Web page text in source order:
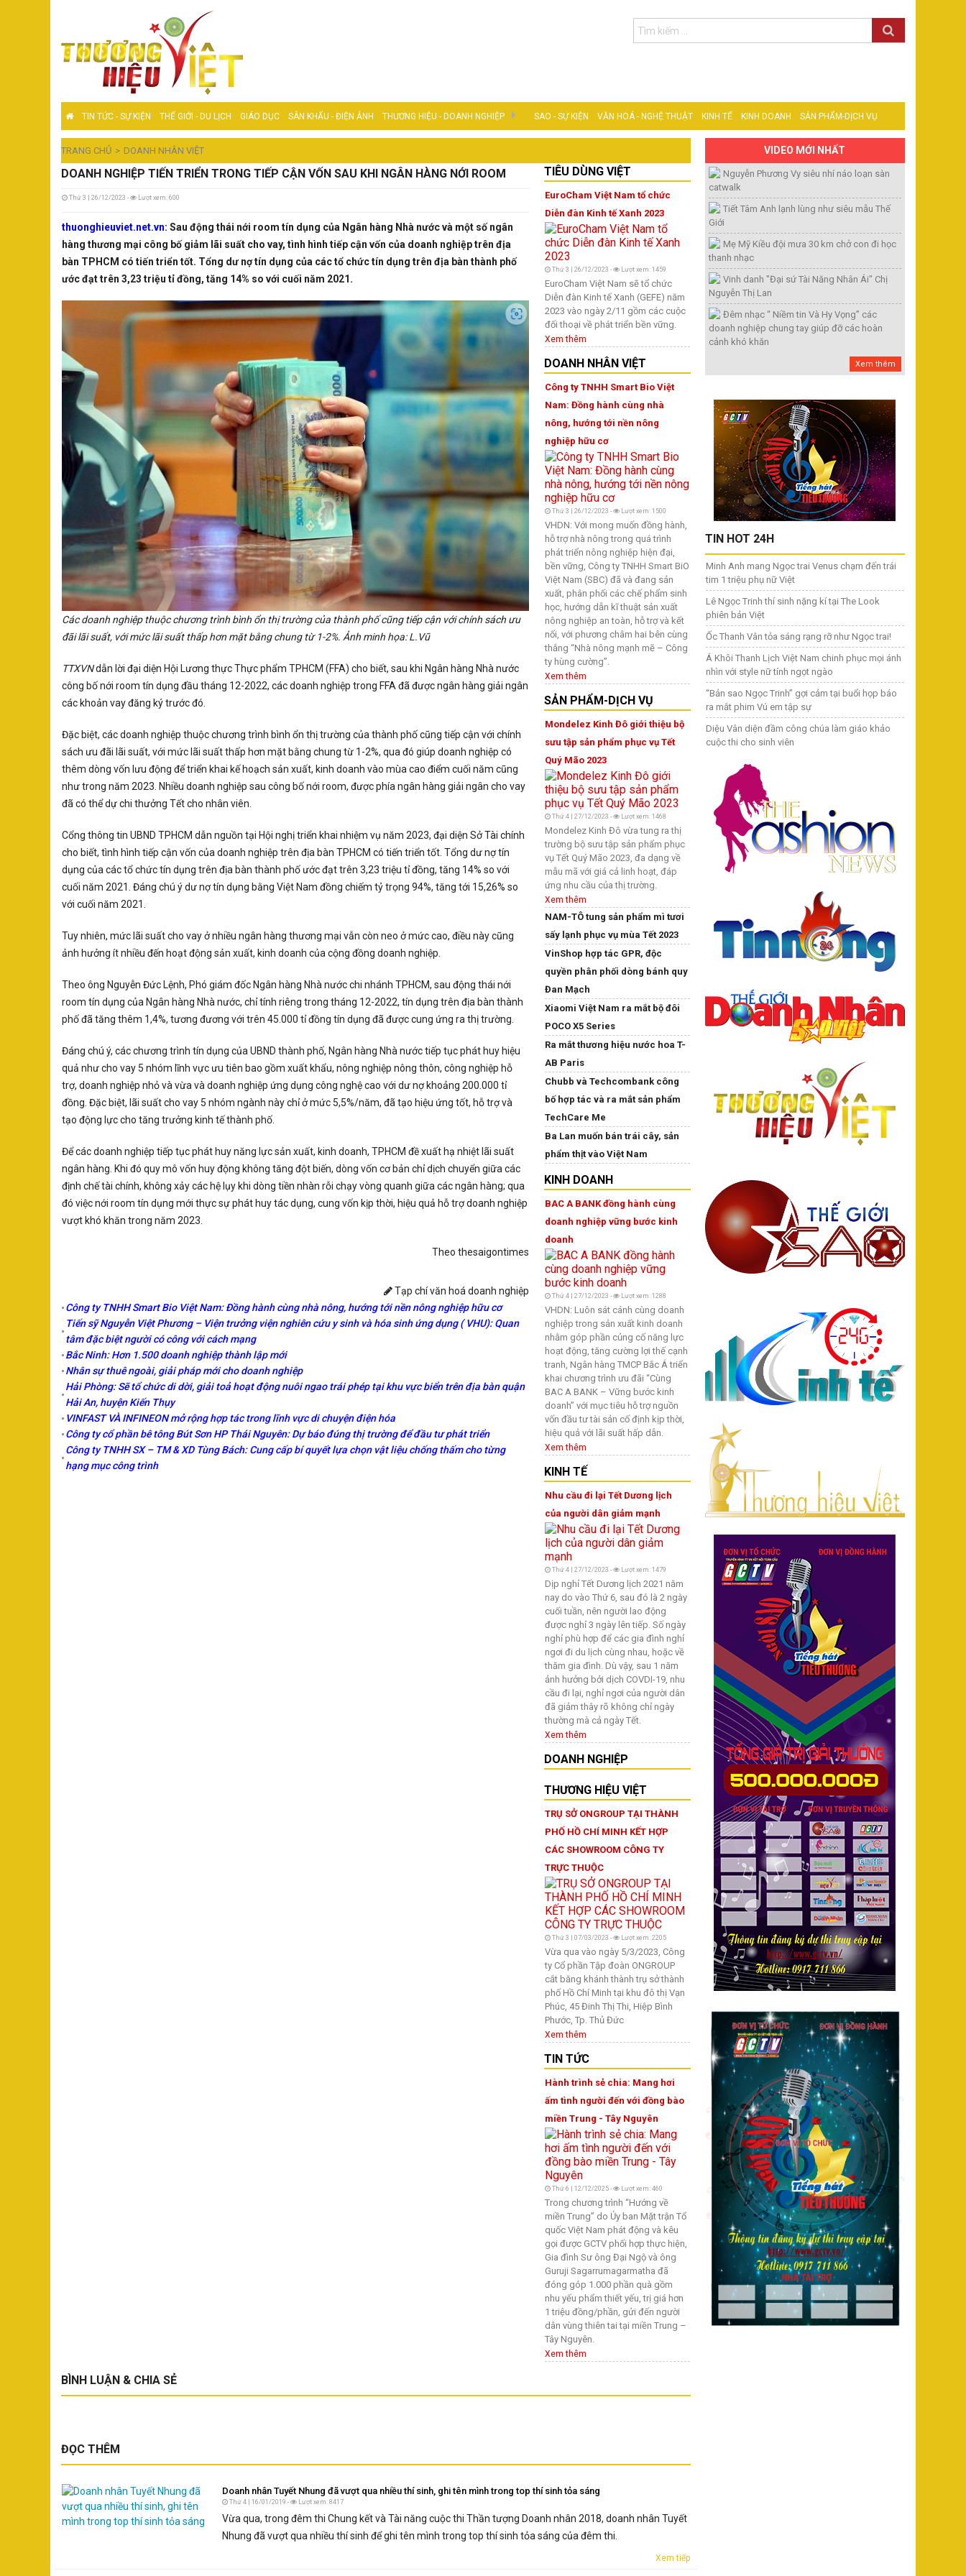
TIN TỨC - SỰ KIỆN THẾ GIỚI - DU LỊCH GIÁO DỤC SÂN KHẤU - ĐIỆN ẢNH THƯƠNG HIỆU - DOANH NGHIỆP
TIÊU DÙNG VIỆT
SAO - SỰ KIỆN VĂN HOÁ - NGHỆ THUẬT KINH TẾ KINH DOANH SẢN PHẨM-DỊCH VỤ
TRANG CHỦ DOANH NHÂN VIỆT
DOANH NGHIỆP TIẾN TRIỂN TRONG TIẾP CẬN VỐN SAU KHI NGÂN HÀNG NỚI ROOM
Thứ 3 | 26/12/2023 - Lượt xem: 600
thuonghieuviet.net.vn: Sau động thái nới room tín dụng của Ngân hàng Nhà nước và một số ngân
hàng thương mại công bố giảm lãi suất cho vay, tình hình tiếp cận vốn của doanh nghiệp trên địa
bàn TPHCM có tiến triển tốt. Tổng dư nợ tín dụng của các tổ chức tín dụng trên địa bàn thành phố
ước đạt trên 3,23 triệu tỉ đồng, tăng 14% so với cuối năm 2021.
Các doanh nghiệp thuộc chương trình bình ổn thị trường của thành phố cũng tiếp cận với chính sách ưu
đãi lãi suất, với mức lãi suất thấp hơn mặt bằng chung từ 1-2%. Ảnh minh họa: L.Vũ
TTXVNdẫn lời đại diện Hội Lương thực Thực phẩm TPHCM (FFA) cho biết, sau khi Ngân hàng Nhà nước
công bố nới room tín dụng đầu tháng 12-2022, các doanh nghiệp trong FFA đã được ngân hàng giải ngân
các khoản vay đăng ký trước đó.
Đặc biệt, các doanh nghiệp thuộc chương trình bình ổn thị trường của thành phố cũng tiếp cận với chính
sách ưu đãi lãi suất, với mức lãi suất thấp hơn mặt bằng chung từ 1-2%, qua đó giúp doanh nghiệp có
thêm dòng vốn lưu động để triển khai kế hoạch sản xuất, kinh doanh vào mùa cao điểm cuối năm cũng
như trong năm 2023. Nhiều doanh nghiệp sau công bố nới room, được phía ngân hàng giải ngân cho vay
đã có thể dự chi thưởng Tết cho nhân viên.
Cổng thông tin UBND TPHCM dẫn nguồn tại Hội nghị triển khai nhiệm vụ năm 2023, đại diện Sở Tài chính
cho biết, tình hình tiếp cận vốn của doanh nghiệp trên địa bàn TPHCM có tiến triển tốt. Tổng dư nợ tín
dụng của các tổ chức tín dụng trên địa bàn thành phố ước đạt trên 3,23 triệu tỉ đồng, tăng 14% so với
cuối năm 2021. Đáng chú ý dư nợ tín dụng bằng Việt Nam đồng chiếm tỷ trọng 94%, tăng tới 15,26% so
với cuối năm 2021.
Tuy nhiên, mức lãi suất cho vay ở nhiều ngân hàng thương mại vẫn còn neo ở mức cao, điều này cũng
ảnh hưởng ít nhiều đến hoạt động sản xuất, kinh doanh của cộng đồng doanh nghiệp.
Theo ông Nguyễn Đức Lệnh, Phó giám đốc Ngân hàng Nhà nước chi nhánh TPHCM, sau động thái nới
room tín dụng của Ngân hàng Nhà nước, chỉ tính riêng trong tháng 12-2022, tín dụng trên địa bàn thành
phố đã tăng thêm 1,4%, tương đương với trên 45.000 tỉ đồng tín dụng đã được cung ứng ra thị trường.
Đáng chú ý, các chương trình tín dụng của UBND thành phố, Ngân hàng Nhà nước tiếp tục phát huy hiệu
quả như cho vay 5 nhóm lĩnh vực ưu tiên bao gồm xuất khẩu, nông nghiệp nông thôn, công nghiệp hỗ
trợ, doanh nghiệp nhỏ và vừa và doanh nghiệp ứng dụng công nghệ cao với dư nợ khoảng 200.000 tỉ
đồng. Đặc biệt, lãi suất cho vay 5 nhóm ngành này chỉ ở mức 5,5%/năm, đã tạo hiệu ứng tốt, hỗ trợ và
tạo động lực cho tăng trưởng kinh tế thành phố.
Để các doanh nghiệp tiếp tục phát huy năng lực sản xuất, kinh doanh, TPHCM đề xuất hạ nhiệt lãi suất
ngân hàng. Khi đó quy mô vốn huy động không tăng đột biến, dòng vốn cơ bản chỉ dịch chuyển giữa các
định chế tài chính, không xảy các hệ lụy khi dòng tiền nhàn rỗi chạy vòng quanh giữa các ngân hàng; qua
đó việc nới room tín dụng mới thực sự phát huy tác dụng, cung vốn kịp thời, hiệu quả hỗ trợ doanh nghiệp
vượt khó khăn trong năm 2023.
Theo thesaigontimes
Tạp chí văn hoá doanh nghiệp
Công ty TNHH Smart Bio Việt Nam: Đồng hành cùng nhà nông, hướng tới nền nông nghiệp hữu cơ
Tiến sỹ Nguyễn Việt Phương – Viện trưởng viện nghiên cứu y sinh và hóa sinh ứng dụng ( VHU): Quan
tâm đặc biệt người có công với cách mạng
Bắc Ninh: Hơn 1.500 doanh nghiệp thành lập mới
Nhân sự thuê ngoài, giải pháp mới cho doanh nghiệp
Hải Phòng: Sẽ tổ chức di dời, giải toả hoạt động nuôi ngao trái phép tại khu vực biển trên địa bàn quận
Hải An, huyện Kiến Thụy
VINFAST VÀ INFINEON mở rộng hợp tác trong lĩnh vực di chuyện điện hóa
Công ty cổ phần bê tông Bút Sơn HP Thái Nguyên: Dự báo đúng thị trường để đầu tư phát triển
Công ty TNHH SX – TM & XD Tùng Bách: Cung cấp bí quyết lựa chọn vật liệu chống thấm cho từng
hạng mục công trình
TIÊU DÙNG VIỆT
EuroCham Việt Nam tổ chức
Diễn đàn Kinh tế Xanh 2023
Thứ 3 | 26/12/2023 - Lượt xem: 1459
EuroCham Việt Nam sẽ tổ chức
Diễn đàn Kinh tế Xanh (GEFE) năm
2023 vào ngày 2/11 gồm các cuộc
đối thoại về phát triển bền vững.
Xem thêm
DOANH NHÂN VIỆT
Công ty TNHH Smart Bio Việt
Nam: Đồng hành cùng nhà
nông, hướng tới nền nông
nghiệp hữu cơ
Thứ 3 | 26/12/2023 - Lượt xem: 1500
VHDN: Với mong muốn đồng hành,
hỗ trợ nhà nông trong quá trình
phát triển nông nghiệp hiện đại,
bền vững, Công ty TNHH Smart BiO
Việt Nam (SBC) đã và đang sản
xuất, phân phối các chế phẩm sinh
học, hướng dẫn kĩ thuật sản xuất
nông nghiệp an toàn, hỗ trợ và kết
nối, với phương châm hai bên cùng
thắng “Nhà nông mạnh mẽ – Công
ty hùng cường”.
Xem thêm
SẢN PHẨM-DỊCH VỤ
Mondelez Kinh Đô giới thiệu bộ
sưu tập sản phẩm phục vụ Tết
Quý Mão 2023
Thứ 4 | 27/12/2023 - Lượt xem: 1468
Mondelez Kinh Đô vừa tung ra thị
trường bộ sưu tập sản phẩm phục
vụ Tết Quý Mão 2023, đa dạng về
mẫu mã với giá cả linh hoạt, đáp
ứng nhu cầu của thị trường.
Xem thêm
NAM-TÔ tung sản phẩm mì tươi
sấy lạnh phục vụ mùa Tết 2023
VinShop hợp tác GPR, độc
quyền phân phối dòng bánh quy
Đan Mạch
Xiaomi Việt Nam ra mắt bộ đôi
POCO X5 Series
Ra mắt thương hiệu nước hoa T-
AB Paris
Chubb và Techcombank công
bố hợp tác và ra mắt sản phẩm
TechCare Me
Ba Lan muốn bán trái cây, sản
phẩm thịt vào Việt Nam
KINH DOANH
BAC A BANK đồng hành cùng
doanh nghiệp vững bước kinh
doanh
Thứ 4 | 27/12/2023 - Lượt xem: 1288
VHDN: Luôn sát cánh cùng doanh
nghiệp trong sản xuất kinh doanh
nhằm góp phần củng cố năng lực
hoạt động, tăng cường lợi thế cạnh
tranh, Ngân hàng TMCP Bắc Á triển
khai chương trình ưu đãi “Cùng
BAC A BANK – Vững bước kinh
doanh” với mục tiêu hỗ trợ nguồn
vốn đầu tư tài sản cố định kịp thời,
hiệu quả với lãi suất hấp dẫn.
Xem thêm
KINH TẾ
Nhu cầu đi lại Tết Dương lịch
của người dân giảm mạnh
Thứ 4 | 27/12/2023 - Lượt xem: 1479
Dịp nghỉ Tết Dương lịch 2021 năm
nay do vào Thứ 6, sau đó là 2 ngày
cuối tuần, nên người lao động
được nghỉ 3 ngày lên tiếp. Số ngày
nghỉ phù hợp để các gia đình nghỉ
ngơi đi du lịch cùng nhau, hoặc về
thăm gia đình. Dù vậy, sau 1 năm
ảnh hưởng bởi dịch COVDI-19, nhu
cầu đi lại, nghỉ ngơi của người dân
đã giảm thây rõ không chỉ ngày
thường mà cả ngày Tết.
Xem thêm
DOANH NGHIỆP
THƯƠNG HIỆU VIỆT
TRỤ SỞ ONGROUP TẠI THÀNH
PHỐ HỒ CHÍ MINH KẾT HỢP
CÁC SHOWROOM CÔNG TY
TRỰC THUỘC
Thứ 3 | 07/03/2023 - Lượt xem: 2205
Vừa qua vào ngày 5/3/2023, Công
ty Cổ phần Tập đoàn ONGROUP
cắt băng khánh thành trụ sở thành
phố Hồ Chí Minh tại khu đô thị Vạn
Phúc, 45 Đinh Thị Thi, Hiệp Bình
Phước, Tp. Thủ Đức
Xem thêm
TIN TỨC
Hành trình sẻ chia: Mang hơi
ấm tình người đến với đồng bào
miền Trung - Tây Nguyên
Thứ 6 | 12/12/2025 - Lượt xem: 460
Trong chương trình “Hướng về
miền Trung” do Ủy ban Mặt trận Tổ
quốc Việt Nam phát động và kêu
gọi được GCTV phối hợp thực hiện,
Gia đình Sư ông Đại Ngộ và ông
Guruji Sagarrumagarmatha đã
đóng góp 1.000 phần quà gồm
nhu yếu phẩm thiết yếu, trị giá hơn
1 triệu đồng/phần, gửi đến người
dân vùng thiên tai tại miền Trung –
Tây Nguyên.
Xem thêm
BÌNH LUẬN & CHIA SẺ
ĐỌC THÊM
Doanh nhân Tuyết Nhung đã vượt qua nhiều thí sinh, ghi tên mình trong top thí sinh tỏa sáng
Thứ 4 | 16/01/2019 - Lượt xem: 8417
Vừa qua, trong đêm thi Chung kết và Tài năng cuộc thi Thần tượng Doanh nhân 2018, doanh nhân Tuyết
Nhung đã vượt qua nhiều thí sinh để ghi tên mình trong top thí sinh tỏa sáng của đêm thi.
Xem tiếp
VIDEO MỚI NHẤT
Nguyễn Phương Vy siêu nhí náo loạn sàn
catwalk
Tiết Tâm Anh lạnh lùng như siêu mẫu Thế
Giới
Mẹ Mỹ Kiều đội mưa 30 km chở con đi học
thanh nhạc
Vinh danh "Đại sứ Tài Năng Nhân Ái" Chị
Nguyễn Thị Lan
Đêm nhạc “ Niềm tin Và Hy Vọng” các
doanh nghiệp chung tay giúp đỡ các hoàn
cảnh khó khăn
Xem thêm
TIN HOT 24H
Minh Anh mang Ngọc trai Venus chạm đến trái
tim 1 triệu phụ nữ Việt
Lê Ngọc Trinh thí sinh nặng kí tại The Look
phiên bản Việt
Ốc Thanh Vân tỏa sáng rạng rỡ như Ngọc trai!
Á Khôi Thanh Lịch Việt Nam chinh phục mọi ánh
nhìn với style nữ tính ngọt ngào
“Bản sao Ngọc Trinh” gợi cảm tại buổi họp báo
ra mắt phim Vú em tập sự
Diệu Vân diện đầm công chúa làm giáo khảo
cuộc thi cho sinh viên